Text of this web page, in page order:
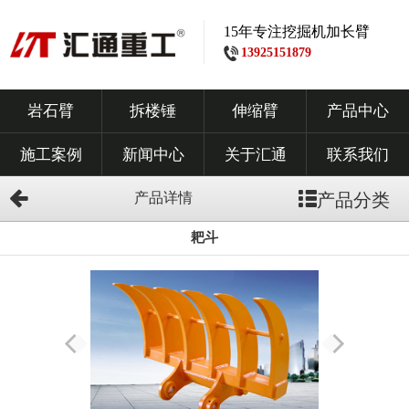
15年专注挖掘机加长臂
13925151879
岩石臂 拆楼锤 伸缩臂 产品中心
施工案例 新闻中心 关于汇通 联系我们
产品详情 产品分类
耙斗